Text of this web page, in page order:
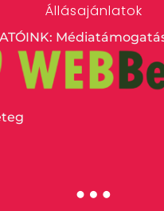
Állásajánlatok
…